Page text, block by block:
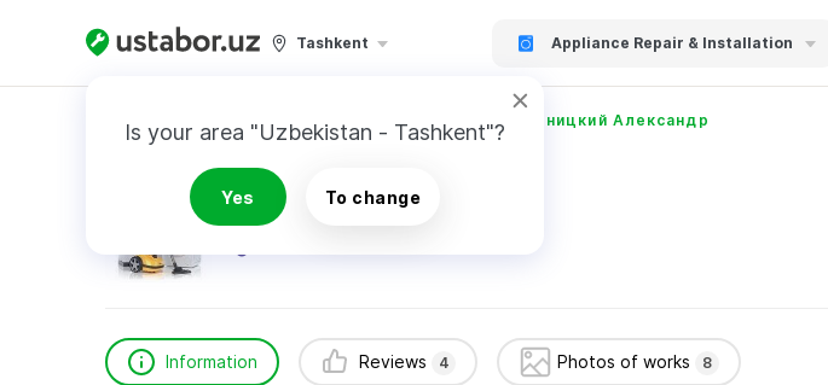
Tashkent Appliance Repair & Installation
Is your area "Uzbekistan - Tashkent"?
Yes To change
Home Appliance Repair & Installation Соборницкий Александр
Соборницкий Александр
Information Reviews 4 Photos of works 8